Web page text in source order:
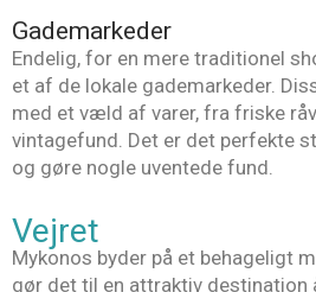
Gademarkeder
Endelig, for en mere traditionel
et af de lokale gademarkeder.
med et væld af varer, fra friske
vintagefund. Det er det perfekte
og gøre nogle uventede fund.
Vejret
Mykonos byder på et behageligt
gør det til en attraktiv destination